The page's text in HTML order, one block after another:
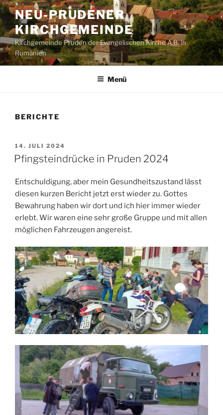
Zum
Inhalt
springen
NEU-PRUDENER
KIRCHGEMEINDE
Kirchgemeinde Pruden der Evangelischen Kirche A.B. in
Rumänien
Menü
BERICHTE
VERÖFFENTLICHT
AM
14. JULI 2024
Pfingsteindrücke in Pruden 2024
Entschuldigung, aber mein Gesundheitszustand lässt
diesen kurzen Bericht jetzt erst wieder zu. Gottes
Bewahrung haben wir dort und ich hier immer wieder
erlebt. Wir waren eine sehr große Gruppe und mit allen
möglichen Fahrzeugen angereist.